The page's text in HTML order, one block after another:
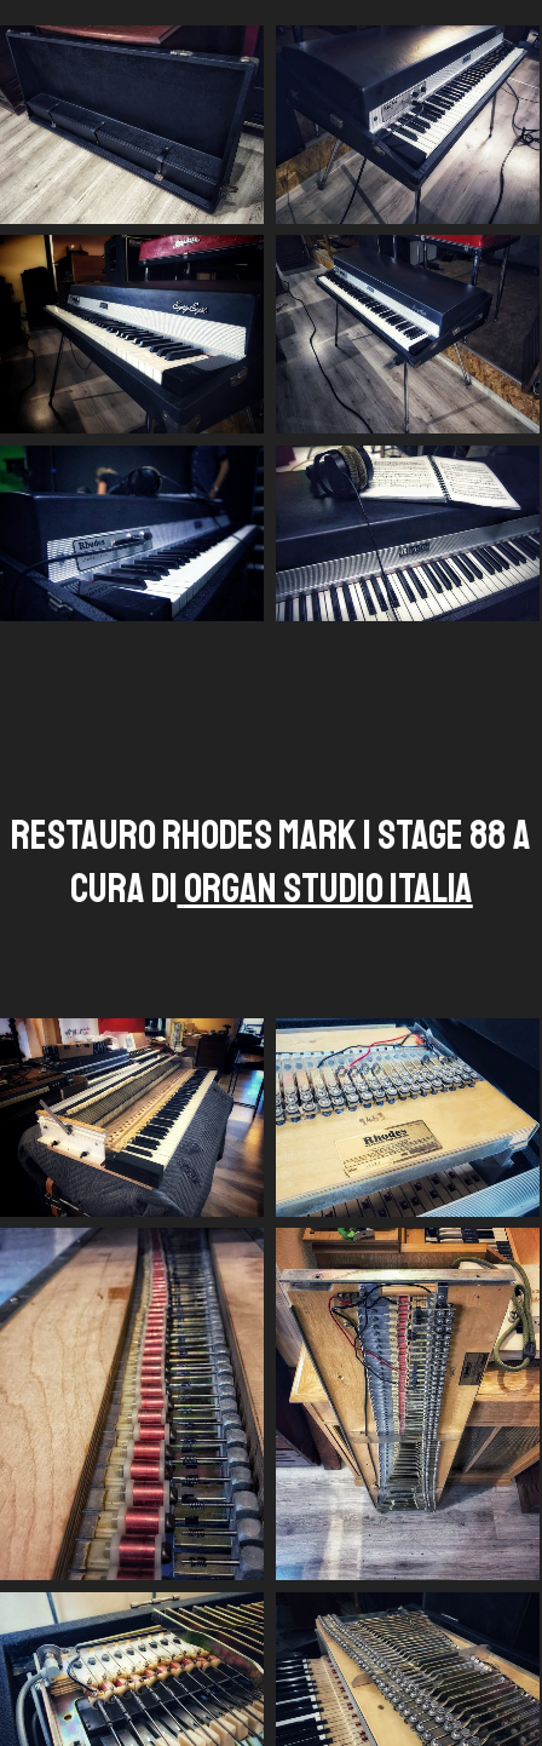
RESTAURO RHODES MARK 1 STAGE 88 A
CURA DIORGAN STUDIO ITALIA